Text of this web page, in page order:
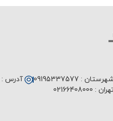
:
09195337577
:
02166408000
آدرس :